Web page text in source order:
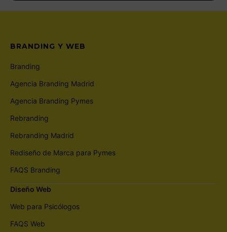
BRANDING Y WEB
Branding
Agencia Branding Madrid
Agencia Branding Pymes
Rebranding
Rebranding Madrid
Rediseño de Marca para Pymes
FAQS Branding
Diseño Web
Web para Psicólogos
FAQS Web